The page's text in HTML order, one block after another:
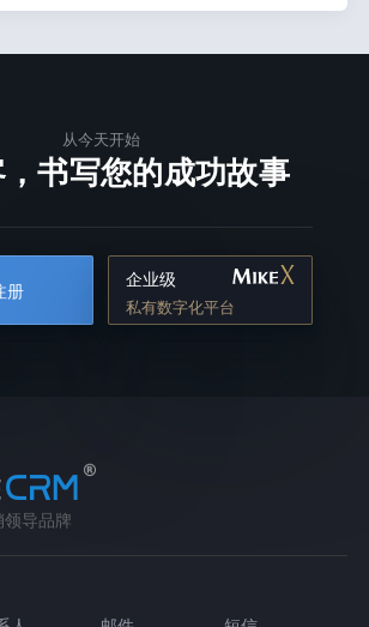
从今天开始
书写您的成功故事
册
企业级
私有数字化平台
导品牌